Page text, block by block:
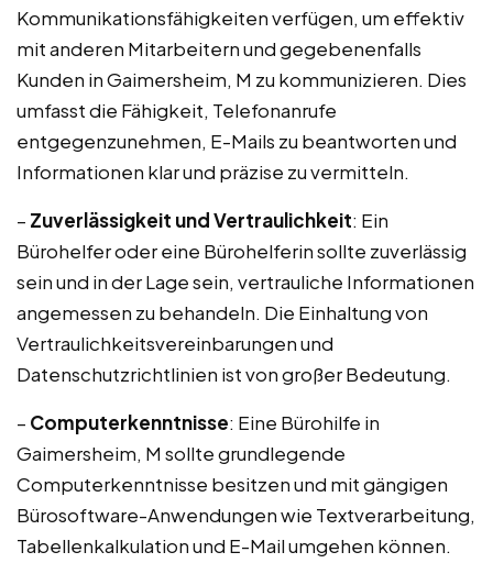
Kommunikationsfähigkeiten verfügen, um effektiv
mit anderen Mitarbeitern und gegebenenfalls
Kunden in Gaimersheim, M zu kommunizieren. Dies
umfasst die Fähigkeit, Telefonanrufe
entgegenzunehmen, E-Mails zu beantworten und
Informationen klar und präzise zu vermitteln.
– Zuverlässigkeit und Vertraulichkeit: Ein
Bürohelfer oder eine Bürohelferin sollte zuverlässig
sein und in der Lage sein, vertrauliche Informationen
angemessen zu behandeln. Die Einhaltung von
Vertraulichkeitsvereinbarungen und
Datenschutzrichtlinien ist von großer Bedeutung.
– Computerkenntnisse: Eine Bürohilfe in
Gaimersheim, M sollte grundlegende
Computerkenntnisse besitzen und mit gängigen
Bürosoftware-Anwendungen wie Textverarbeitung,
Tabellenkalkulation und E-Mail umgehen können.